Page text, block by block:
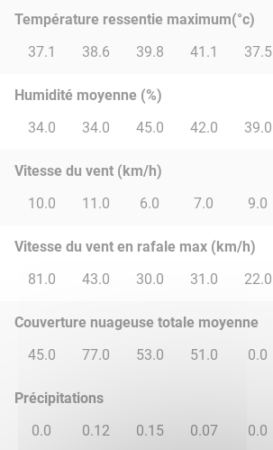
Température ressentie maximum(°c)
37.1
38.6 39.8 41.1 37.5
Humidité moyenne (%)
34.0
34.0 45.0 42.0 39.0
Vitesse du vent (km/h)
10.0
11.0 6.0 7.0 9.0
Vitesse du vent en rafale max (km/h)
81.0
43.0 30.0 31.0 22.0
Couverture nuageuse totale moyenne
45.0
77.0 53.0 51.0 0.0
Précipitations
0.0
0.12 0.15 0.07 0.0